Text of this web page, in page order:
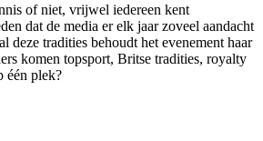
of niet, vrijwel iedereen kent
dat de media er elk jaar zoveel aandacht
deze tradities behoudt het evenement haar
komen topsport, Britse tradities, royalty
één plek?